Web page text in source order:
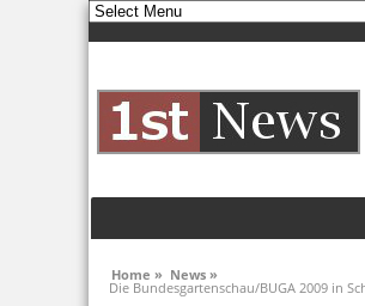
Home » News »
Die Bundesgartenschau/BUGA 2009 in